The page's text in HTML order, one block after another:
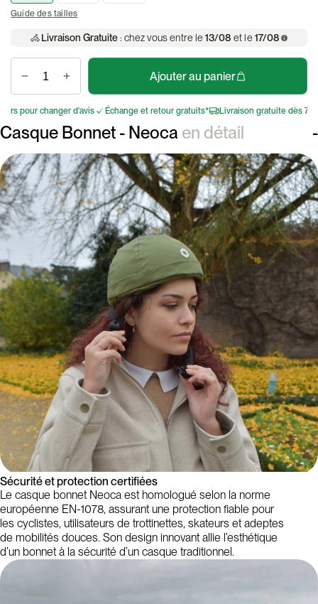
Guide des tailles
Livraison Gratuite: chez vous entre le 13/08et le 17/08
Ajouter au panier
pour changer d'avis Échange et retour gratuits* Livraison gratuite dès 75€
Casque Bonnet - Neoca en détail
Sécurité et protection certifiées
Le casque bonnet Neoca est homologué selon la norme
européenne EN-1078, assurant une protection fiable pour
les cyclistes, utilisateurs de trottinettes, skateurs et adeptes
de mobilités douces. Son design innovant allie l’esthétique
d’un bonnet à la sécurité d’un casque traditionnel.